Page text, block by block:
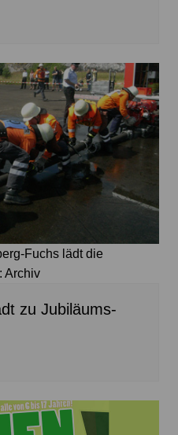
Fuchs lädt die
Archiv
zu Jubiläums-